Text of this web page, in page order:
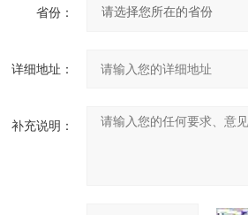
省份：
详细地址：
补充说明：